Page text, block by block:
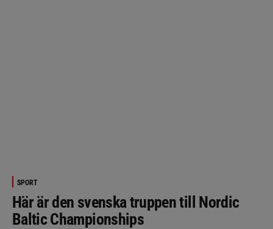
SPORT
Här är den svenska truppen till Nordic
Baltic Championships